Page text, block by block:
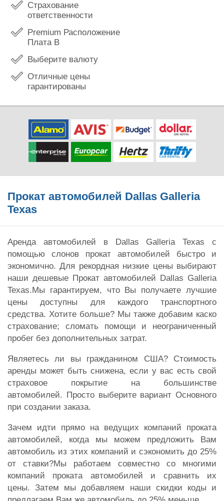
Страхование
ответственности
Premium Расположение
Плата В
Выберите валюту
Отличные цены
гарантированы
Прокат автомобилей Dallas Galleria
Texas
Аренда автомобилей в Dallas Galleria Texas с
помощью слонов прокат автомобилей быстро и
экономично. Для рекордная низкие цены выбирают
наши дешевые Прокат автомобилей Dallas Galleria
Texas.Мы гарантируем, что Вы получаете лучшие
цены доступны для каждого транспортного
средства. Хотите больше? Мы также добавим каско
страхование; сломать помощи и неограниченный
пробег без дополнительных затрат.
Являетесь ли вы гражданином США? Стоимость
аренды может быть снижена, если у вас есть свой
страховое покрытие на большинстве
автомобилей. Просто выберите вариант Основного
при создании заказа.
Зачем идти прямо на ведущих компаний проката
автомобилей, когда мы можем предложить Вам
автомобиль из этих компаний и сэкономить до 25%
от ставки?Мы работаем совместно со многими
компаний проката автомобилей и сравнить их
цены. Затем мы добавляем наши скидки коды и